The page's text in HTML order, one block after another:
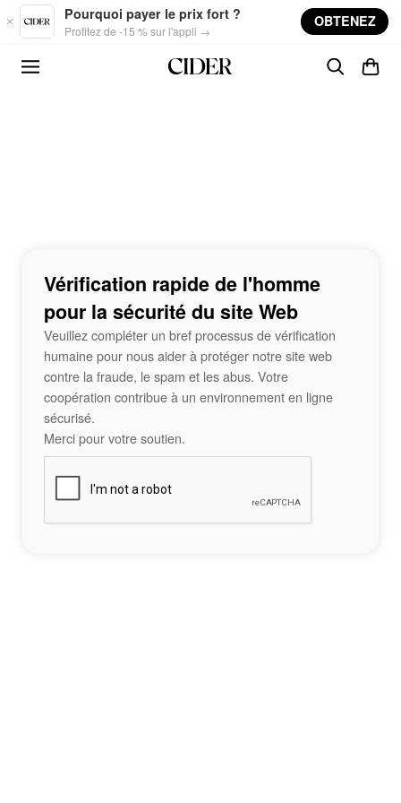
Skip to main content
Pourquoi payer le prix fort ?
Profitez de -15 % sur l'appli →
OBTENEZ
Vérification rapide de l'homme
pour la sécurité du site Web
Veuillez compléter un bref processus de vérification
humaine pour nous aider à protéger notre site web
contre la fraude, le spam et les abus. Votre
coopération contribue à un environnement en ligne
sécurisé.
Merci pour votre soutien.